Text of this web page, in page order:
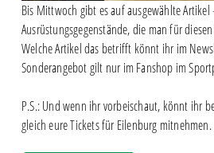
Bis Mittwoch gibt es auf ausgewählte
Ausrüstungsgegenstände, die man für
Welche Artikel das betrifft könnt ihr im
Sonderangebot gilt nur im Fanshop im
P.S.: Und wenn ihr vorbeischaut, könnt ihr
gleich eure Tickets für Eilenburg mitnehmen.